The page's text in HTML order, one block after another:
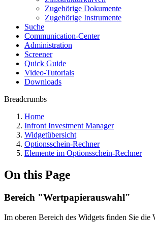
Zugehörige Dokumente
Zugehörige Instrumente
Suche
Communication-Center
Administration
Screener
Quick Guide
Video-Tutorials
Downloads
Breadcrumbs
Home
Infront Investment Manager
Widgetübersicht
Optionsschein-Rechner
Elemente im Optionsschein-Rechner
On this Page
Bereich "Wertpapierauswahl"
Im oberen Bereich des Widgets finden Sie die